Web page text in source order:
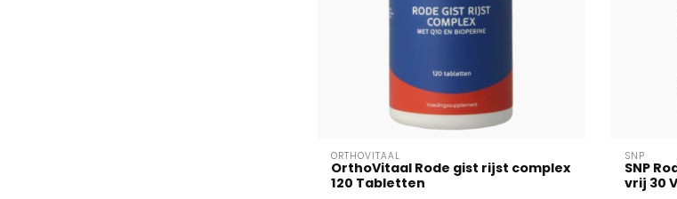
ORTHOVITAAL
OrthoVitaal Rode gist rijst complex
120 Tabletten
SNP
SNP
vrij 30